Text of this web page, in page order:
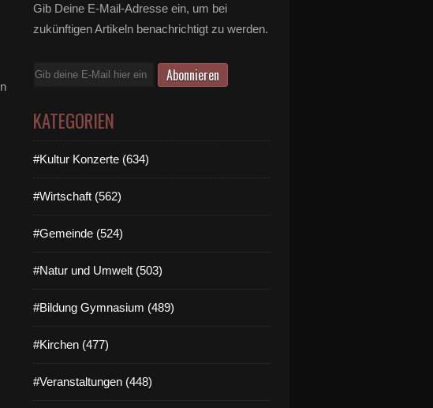
Gib Deine E-Mail-Adresse ein, um bei
zukünftigen Artikeln benachrichtigt zu werden.
E-
KATEGORIEN
#Kultur Konzerte (634)
#Wirtschaft (562)
#Gemeinde (524)
#Natur und Umwelt (503)
#Bildung Gymnasium (489)
#Kirchen (477)
#Veranstaltungen (448)